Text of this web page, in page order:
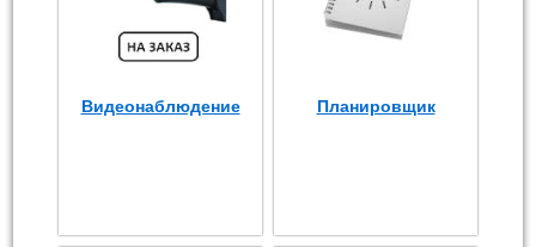
Видеонаблюдение Планировщик